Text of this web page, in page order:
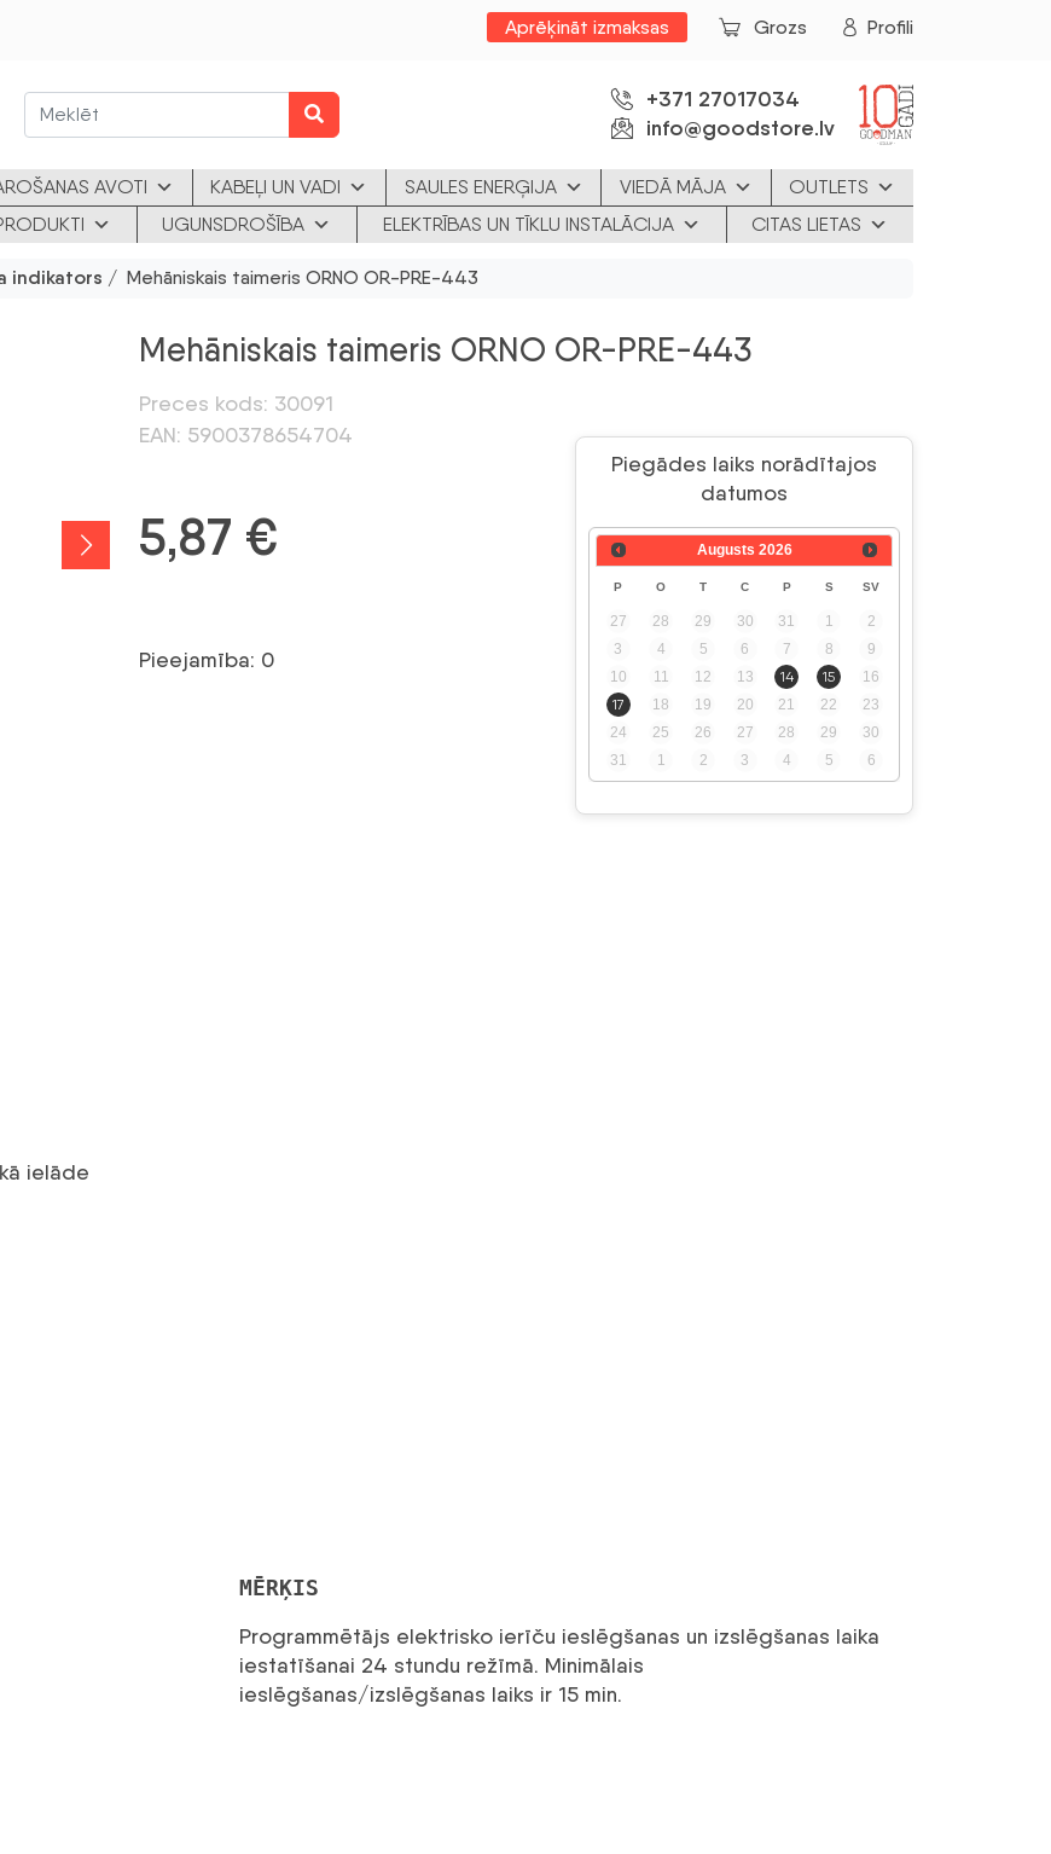
Aprēķināt izmaksas Grozs Profili
+371 27017034
info@goodstore.lv
AVOTI KABEĻI UN VADI SAULES ENERĢIJA VIEDĀ MĀJA
OUTLETS
UGUNSDROŠĪBA ELEKTRĪBAS UN TĪKLU INSTALĀCIJA CITAS LIETAS
indikators / Mehāniskais taimeris ORNO OR-PRE-443
Mehāniskais taimeris ORNO OR-PRE-443
Preces kods: 30091
EAN: 5900378654704
Piegādes laiks norādītajos
datumos
Augusts 2026
P O T C P S SV
27 28 29 30 31 1
2
3
4 5 6 7 8
9
10
11 12 13 14 15
16
17
18 19 20 21 22
23
24
25 26 27 28 29
30
31
1 2 3 4 5 6
5,87 €
Pieejamība: 0
ielāde
MĒRĶIS
Programmētājs elektrisko ierīču ieslēgšanas un izslēgšanas laika
iestatīšanai 24 stundu režīmā. Minimālais
ieslēgšanas/izslēgšanas laiks ir 15 min.